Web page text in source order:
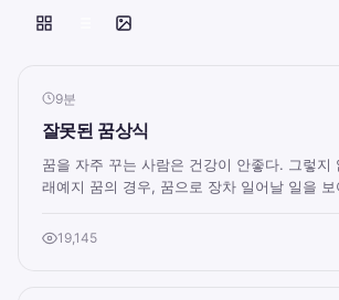
9분
잘못된 꿈상식
꿈을 자주 꾸는 사람은 건강이 안좋다. 그렇지
래예지 꿈의 경우, 꿈으로 장차 일어날 일을 보
19,145